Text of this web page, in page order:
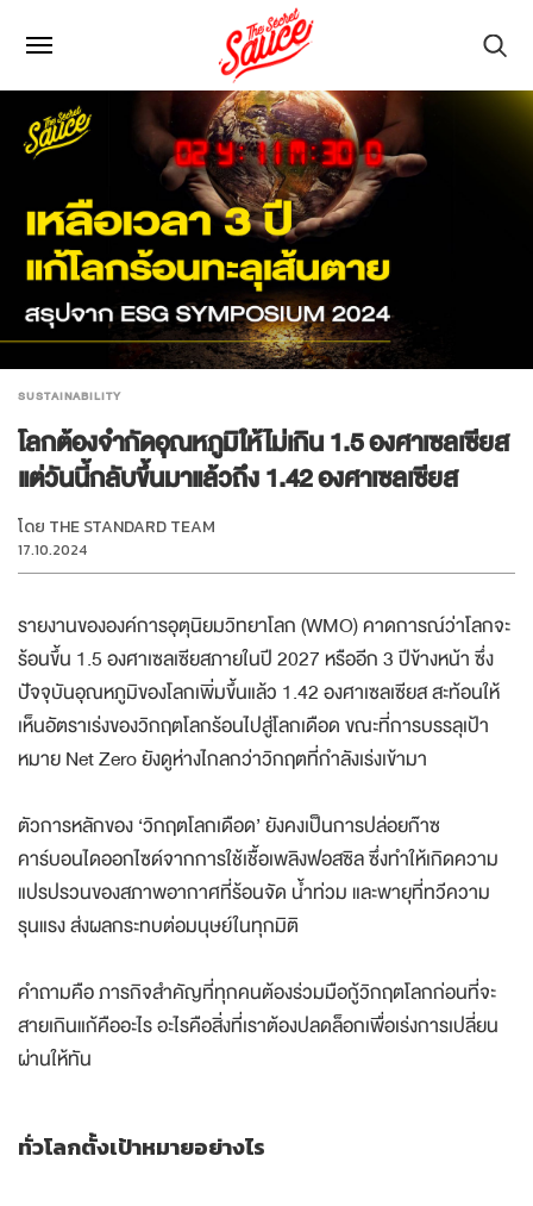
SUSTAINABILITY
โลกต้องจำกัดอุณหภูมิให้ไม่เกิน 1.5 องศาเซลเซียส
แต่วันนี้กลับขึ้นมาแล้วถึง 1.42 องศาเซลเซียส
โดย THE STANDARD TEAM
17.10.2024
รายงานขององค์การอุตุนิยมวิทยาโลก (WMO) คาดการณ์ว่าโลกจะ
ร้อนขึ้น 1.5 องศาเซลเซียสภายในปี 2027 หรืออีก 3 ปีข้างหน้า ซึ่ง
ปัจจุบันอุณหภูมิของโลกเพิ่มขึ้นแล้ว 1.42 องศาเซลเซียส สะท้อนให้
เห็นอัตราเร่งของวิกฤตโลกร้อนไปสู่โลกเดือด ขณะที่การบรรลุเป้า
หมาย Net Zero ยังดูห่างไกลกว่าวิกฤตที่กำลังเร่งเข้ามา
ตัวการหลักของ ‘วิกฤตโลกเดือด’ ยังคงเป็นการปล่อยก๊าซ
คาร์บอนไดออกไซด์จากการใช้เชื้อเพลิงฟอสซิล ซึ่งทำให้เกิดความ
แปรปรวนของสภาพอากาศที่ร้อนจัด น้ำท่วม และพายุที่ทวีความ
รุนแรง ส่งผลกระทบต่อมนุษย์ในทุกมิติ
คำถามคือ ภารกิจสำคัญที่ทุกคนต้องร่วมมือกู้วิกฤตโลกก่อนที่จะ
สายเกินแก้คืออะไร อะไรคือสิ่งที่เราต้องปลดล็อกเพื่อเร่งการเปลี่ยน
ผ่านให้ทัน
ทั่วโลกตั้งเป้าหมายอย่างไร